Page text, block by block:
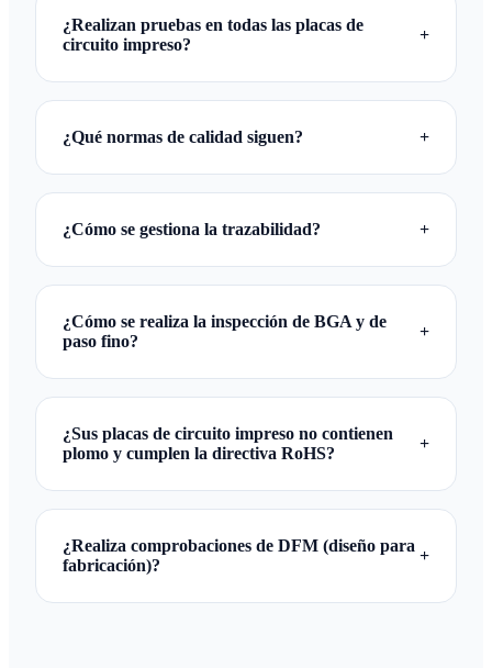
¿Realizan pruebas en todas las placas de
circuito impreso?
+
cada PCB utilizando AOI avanzada, sonda volante y
pruebas funcionales para garantizar que no salgan
¿Qué normas de calidad siguen? +
certificado según las normas ISO9001, UL y RoHS.
También podemos fabricar según los requisitos IPC
¿Cómo se gestiona la trazabilidad? +
se rastrea a través de nuestro sistema ERP, desde la
adquisición de materias primas y la fabricación hasta
la inspección final y el envío.
¿Cómo se realiza la inspección de BGA y de
paso fino?
+
resolución para verificar la integridad de las juntas de
soldadura de los componentes BGA y CSP,
garantizando que no haya puentes ocultos, huecos o
¿Sus placas de circuito impreso no contienen
plomo y cumplen la directiva RoHS?
+
superficiales cumplen las normas RoHS y REACH
más recientes. Proporcionamos certificados de
materiales con cada envío para garantizar el
¿Realiza comprobaciones de DFM (diseño para
fabricación)?
+